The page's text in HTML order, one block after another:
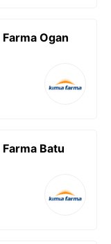
Ogan
Batu